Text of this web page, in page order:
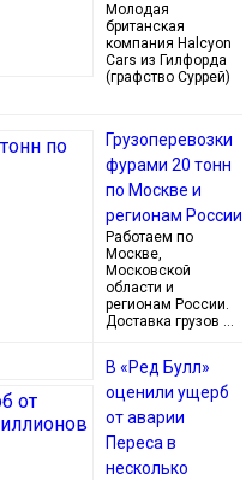
Молодая
британская
компания Halcyon
Cars из Гилфорда
(графство Суррей)
Грузоперевозки
фурами 20 тонн
по Москве и
регионам России
Работаем по
Москве,
Московской
области и
регионам России.
Доставка грузов …
В «Ред Булл»
оценили ущерб
от аварии
Переса в
несколько